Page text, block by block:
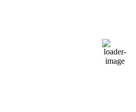
44 %
1013 mb